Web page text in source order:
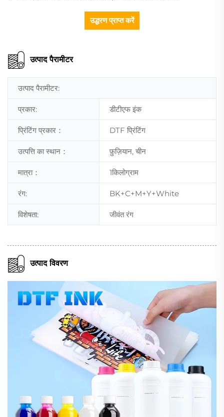
उद्धरण प्राप्त करें
उत्पाद पैरामीटर
उत्पाद पैरामीटर:
प्रकार: डीटीएफ इंक
प्रिंटिंग प्रकार： DTF प्रिंटिंग
उत्पत्ति का स्थान： फ़ुज़ियान, चीन
मात्रा： 1किलोग्राम
रंग: BK+C+M+Y+White
विशेषता: जीवंत रंग
उत्पाद विवरण